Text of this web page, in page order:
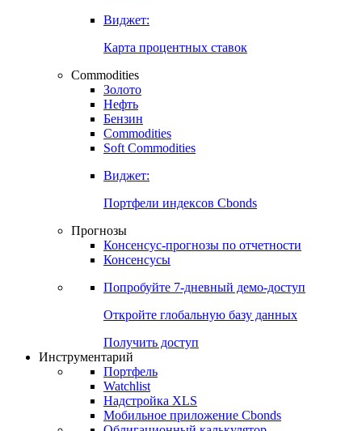
Виджет:
Карта процентных ставок
Commodities
Золото
Нефть
Бензин
Commodities
Soft Commodities
Виджет:
Портфели индексов Cbonds
Прогнозы
Консенсус-прогнозы по отчетности
Консенсусы
Попробуйте 7-дневный демо-доступ
Откройте глобальную базу данных
Получить доступ
Инструментарий
Портфель
Watchlist
Надстройка XLS
Мобильное приложение Cbonds